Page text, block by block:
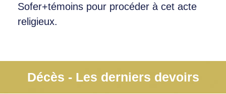
Sofer+témoins pour procéder à cet acte
religieux.
Décès - Les derniers devoirs